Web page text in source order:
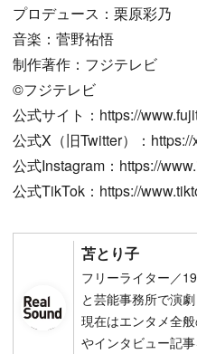
プロデュース：栗原彩乃
音楽：菅野祐悟
制作著作：フジテレビ
©︎フジテレビ
公式サイト：https://
公式X（旧Twitter）：
公式Instagram：https://
公式TikTok：https://
苫とり子
フリーライター／
と芸能事務所で演
現在はエンタメ全
やインタビュー記事